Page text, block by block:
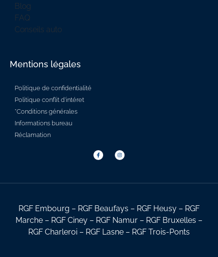
Blog
FAQ
Conseils auto
Mentions légales
Politique de confidentialité
Politique conflit d'intéret
*Conditions générales
Informations bureau
Réclamation
RGF Embourg – RGF Beaufays – RGF Heusy – RGF
Marche – RGF Ciney – RGF Namur – RGF Bruxelles –
RGF Charleroi – RGF Lasne – RGF Trois-Ponts